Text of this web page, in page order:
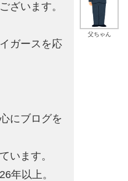
父ちゃん
ざいます。
ガースを応
にブログを
います。
年以上。